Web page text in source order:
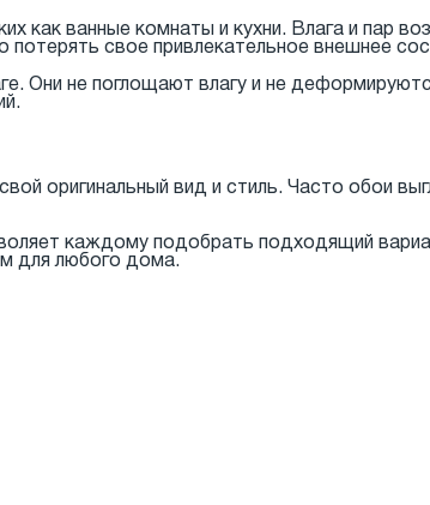
как ванные комнаты и кухни. Влага и пар
свое привлекательное внешнее
Они не поглощают влагу и не
оригинальный вид и стиль. Часто обои
каждому подобрать подходящий
для любого дома.